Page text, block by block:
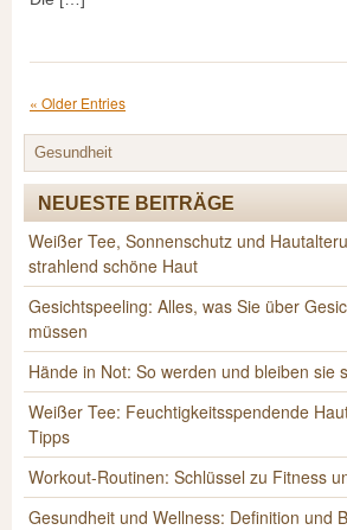
« Older Entries
NEUESTE BEITRÄGE
Weißer Tee, Sonnenschutz und
strahlend schöne Haut
Gesichtspeeling: Alles, was Sie über
müssen
Hände in Not: So werden und bleiben sie
Weißer Tee: Feuchtigkeitsspendende
Tipps
Workout-Routinen: Schlüssel zu Fitness
Gesundheit und Wellness: Definition und